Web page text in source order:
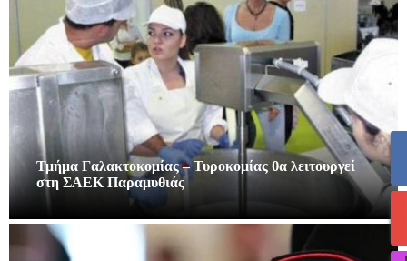
Τμήμα Γαλακτοκομίας – Τυροκομίας θα λειτουργεί
στη ΣΑΕΚ Παραμυθιάς